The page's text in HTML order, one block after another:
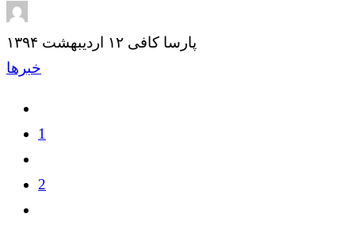
پارسا کافی ۱۲ اردیبهشت ۱۳۹۴
خبرها
1
2